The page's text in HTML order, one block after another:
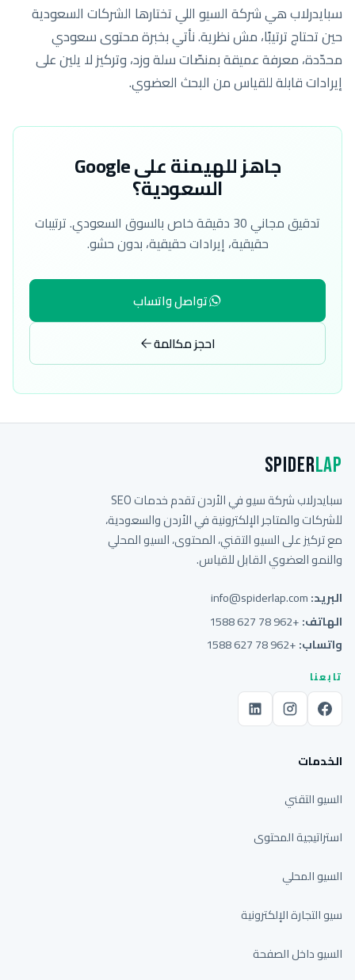
سبايدرلاب هي شركة السيو اللي تختارها الشركات السعودية
حين تحتاج ترتيبًا، مش نظرية. نأتي بخبرة محتوى سعودي
محدّدة، معرفة عميقة بمنصّات سلة وزد، وتركيز لا يلين على
إيرادات قابلة للقياس من البحث العضوي.
جاهز للهيمنة على Google
السعودية؟
تدقيق مجاني 30 دقيقة خاص بالسوق السعودي. ترتيبات
حقيقية، إيرادات حقيقية، بدون حشو.
تواصل واتساب
احجز مكالمة
SpiderLap
سبايدرلاب شركة سيو في الأردن تقدم خدمات SEO
للشركات والمتاجر الإلكترونية في الأردن والسعودية،
مع تركيز على السيو التقني، المحتوى، السيو المحلي
والنمو العضوي القابل للقياس.
البريد:info@spiderlap.com
الهاتف:+962 78 627 1588
واتساب:+962 78 627 1588
تابعنا
الخدمات
السيو التقني
استراتيجية المحتوى
السيو المحلي
سيو التجارة الإلكترونية
السيو داخل الصفحة